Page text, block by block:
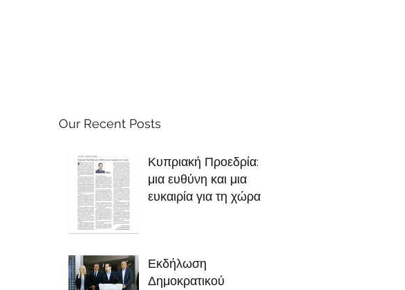
Our Recent Posts
Κυπριακή Προεδρία:
μια ευθύνη και μια
ευκαιρία για τη χώρα
Εκδήλωση
Δημοκρατικού